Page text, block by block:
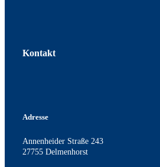
Kontakt
Adresse
Annenheider Straße 243
27755 Delmenhorst